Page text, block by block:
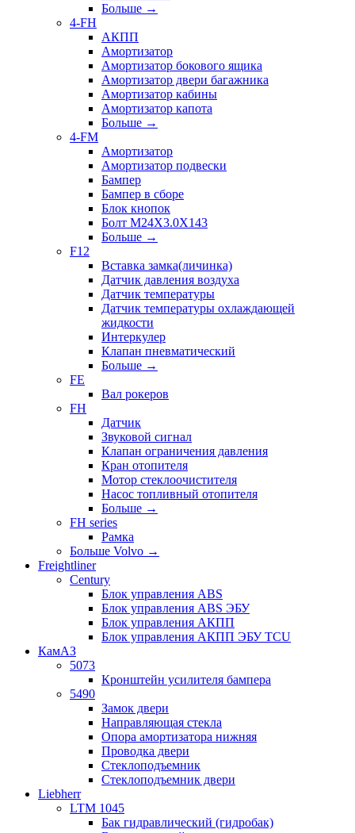
Больше →
4-FH
АКПП
Амортизатор
Амортизатор бокового ящика
Амортизатор двери багажника
Амортизатор кабины
Амортизатор капота
Больше →
4-FM
Амортизатор
Амортизатор подвески
Бампер
Бампер в сборе
Блок кнопок
Болт M24X3.0X143
Больше →
F12
Вставка замка(личинка)
Датчик давления воздуха
Датчик температуры
Датчик температуры охлаждающей
жидкости
Интеркулер
Клапан пневматический
Больше →
FE
Вал рокеров
FH
Датчик
Звуковой сигнал
Клапан ограничения давления
Кран отопителя
Мотор стеклоочистителя
Насос топливный отопителя
Больше →
FH series
Рамка
Больше Volvo →
Freightliner
Century
Блок управления ABS
Блок управления ABS ЭБУ
Блок управления АКПП
Блок управления АКПП ЭБУ TCU
КамАЗ
5073
Кронштейн усилителя бампера
5490
Замок двери
Направляющая стекла
Опора амортизатора нижняя
Проводка двери
Стеклоподъемник
Стеклоподъемник двери
Liebherr
LTM 1045
Бак гидравлический (гидробак)